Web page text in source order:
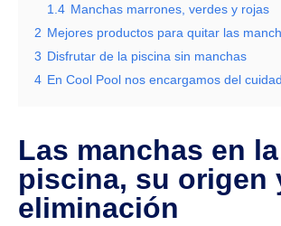
1.4 Manchas marrones, verdes y rojas
2 Mejores productos para quitar las
3 Disfrutar de la piscina sin manchas
4 En Cool Pool nos encargamos del
Las manchas en la
piscina, su origen
eliminación